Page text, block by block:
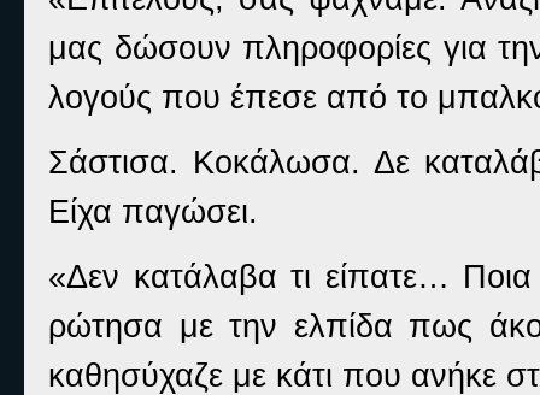
μας δώσουν πληροφορίες για
λογούς που έπεσε από το
Σάστισα. Κοκάλωσα. Δε
Είχα παγώσει.
«Δεν κατάλαβα τι είπατε…
ρώτησα με την ελπίδα πως
καθησύχαζε με κάτι που ανήκε